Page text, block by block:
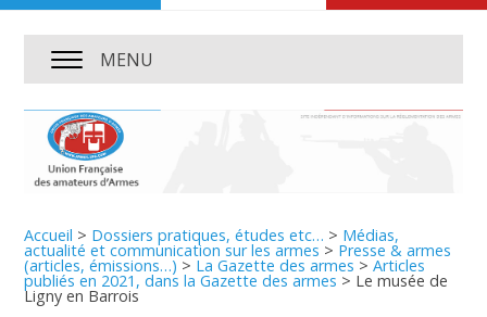
MENU
Accueil > Dossiers pratiques, études etc… > Médias,
actualité et communication sur les armes > Presse & armes
(articles, émissions…) > La Gazette des armes >Articles
publiés en 2021, dans la Gazette des armes > Le musée de
Ligny en Barrois